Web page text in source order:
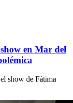
en Mar del
show de Fátima